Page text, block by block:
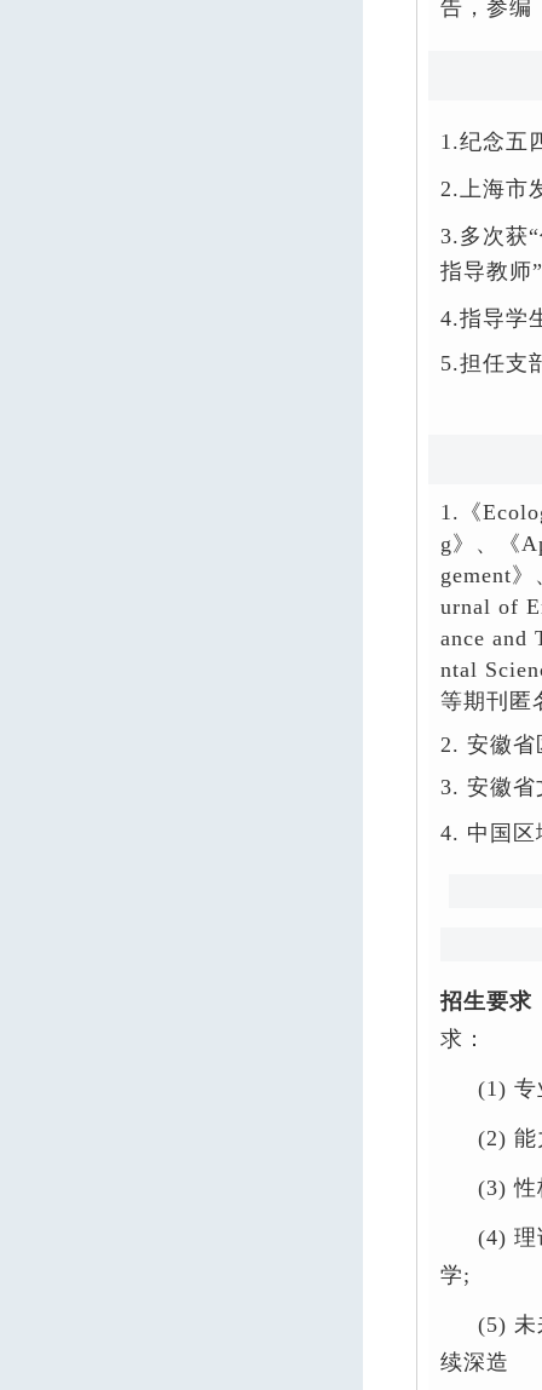
告，参编
1.纪念五
2.上海市
3.多次获
指导教师
4.指导学
5.担任支
1. 《
g 》、《
gement》
urnal of
ance and
ntal
等期刊匿
2. 安徽省
3. 安徽省
4. 中国区
招生要求
求：
(1) 专
(2) 能
(3)性
(4) 理
学;
(5) 未
续深造